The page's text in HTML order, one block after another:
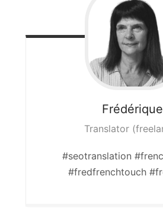
Frédérique
Translator
#seotranslation
#fredfrenchtouch